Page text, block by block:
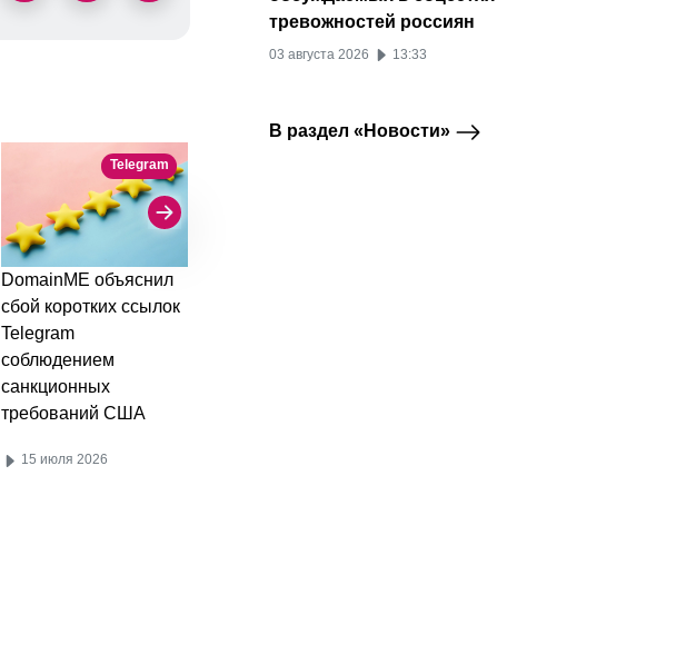
Telegram
DomainME объяснил
сбой коротких ссылок
Telegram
соблюдением
санкционных
требований США
15 июля 2026
тревожностей россиян
03 августа 2026 13:33
В раздел «Новости»